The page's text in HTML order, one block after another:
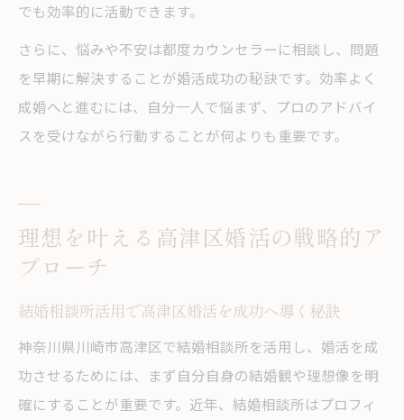
でも効率的に活動できます。
さらに、悩みや不安は都度カウンセラーに相談し、問題
を早期に解決することが婚活成功の秘訣です。効率よく
成婚へと進むには、自分一人で悩まず、プロのアドバイ
スを受けながら行動することが何よりも重要です。
理想を叶える高津区婚活の戦略的ア
プローチ
結婚相談所活用で高津区婚活を成功へ導く秘訣
神奈川県川崎市高津区で結婚相談所を活用し、婚活を成
功させるためには、まず自分自身の結婚観や理想像を明
確にすることが重要です。近年、結婚相談所はプロフィ